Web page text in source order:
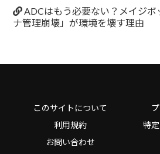
ADCはもう必要ない？メイジボ
ナ管理崩壊」が環境を壊す理由
このサイトについて
利用規約
特
お問い合わせ